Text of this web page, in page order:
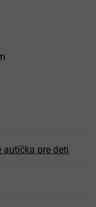
autíčka pre deti